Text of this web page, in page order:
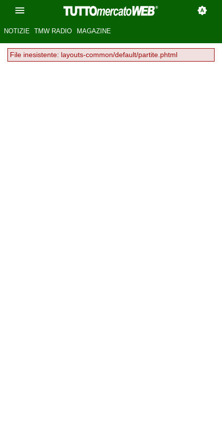
NOTIZIE TMW RADIO MAGAZINE
File inesistente: layouts-common/default/partite.phtml